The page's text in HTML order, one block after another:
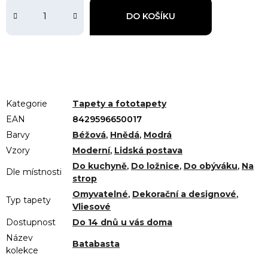
DO KOŠÍKU
Kategorie
Tapety a fototapety
EAN
8429596650017
Barvy
Béžová, Hnědá, Modrá
Vzory
Moderní, Lidská postava
Dle místnosti
Do kuchyně, Do ložnice, Do obýváku, Na
strop
Typ tapety
Omyvatelné, Dekorační a designové,
Vliesové
Dostupnost
Do 14 dnů u vás doma
Název
kolekce
Batabasta